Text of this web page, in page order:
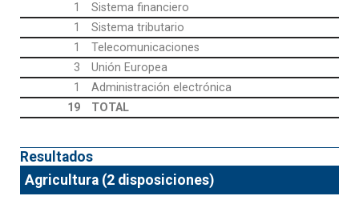
1
Sistema financiero
1
Sistema tributario
1
Telecomunicaciones
3
Unión Europea
1
Administración electrónica
19
TOTAL
Resultados
Agricultura (2 disposiciones)